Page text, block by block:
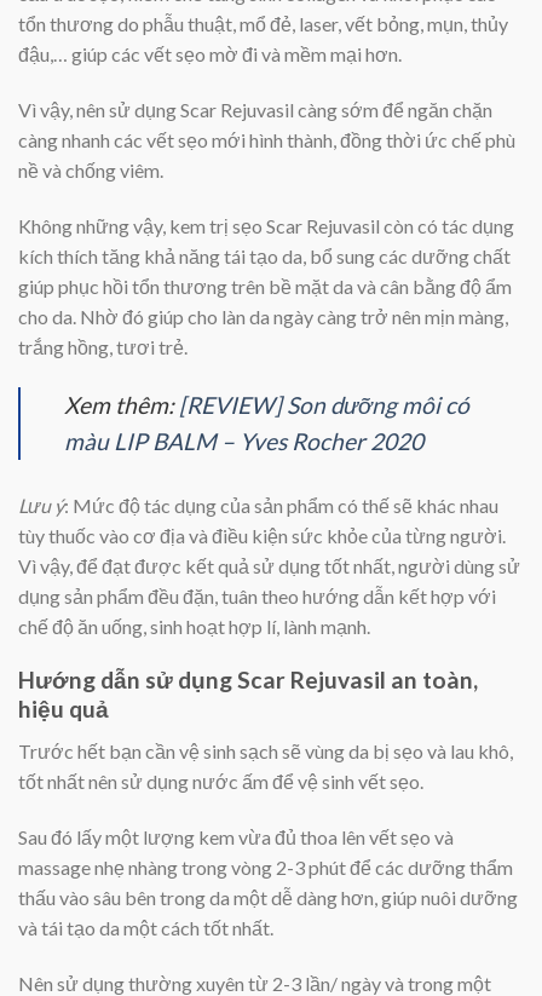
tổn thương do phẫu thuật, mổ đẻ, laser, vết bỏng, mụn, thủy
đậu,… giúp các vết sẹo mờ đi và mềm mại hơn.
Vì vậy, nên sử dụng Scar Rejuvasil càng sớm để ngăn chặn
càng nhanh các vết sẹo mới hình thành, đồng thời ức chế phù
nề và chống viêm.
Không những vậy, kem trị sẹo Scar Rejuvasil còn có tác dụng
kích thích tăng khả năng tái tạo da, bổ sung các dưỡng chất
giúp phục hồi tổn thương trên bề mặt da và cân bằng độ ẩm
cho da. Nhờ đó giúp cho làn da ngày càng trở nên mịn màng,
trắng hồng, tươi trẻ.
Xem thêm:[REVIEW] Son dưỡng môi có
màu LIP BALM – Yves Rocher 2020
Lưu ý: Mức độ tác dụng của sản phẩm có thế sẽ khác nhau
tùy thuốc vào cơ địa và điều kiện sức khỏe của từng người.
Vì vậy, để đạt được kết quả sử dụng tốt nhất, người dùng sử
dụng sản phẩm đều đặn, tuân theo hướng dẫn kết hợp với
chế độ ăn uống, sinh hoạt hợp lí, lành mạnh.
Hướng dẫn sử dụng Scar Rejuvasil an toàn,
hiệu quả
Trước hết bạn cần vệ sinh sạch sẽ vùng da bị sẹo và lau khô,
tốt nhất nên sử dụng nước ấm để vệ sinh vết sẹo.
Sau đó lấy một lượng kem vừa đủ thoa lên vết sẹo và
massage nhẹ nhàng trong vòng 2-3 phút để các dưỡng thẩm
thấu vào sâu bên trong da một dễ dàng hơn, giúp nuôi dưỡng
và tái tạo da một cách tốt nhất.
Nên sử dụng thường xuyên từ 2-3 lần/ ngày và trong một